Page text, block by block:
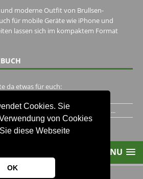
Cookies. Sie
von Cookies
diese Webseite
OK
moderne Outfit von Brullsen-
für mobile Geräte wie iPhone und
lassen sich im kompaktem Format
da etwas für euch:
Hugo Pape verbracht..Habe ihn...
MENU